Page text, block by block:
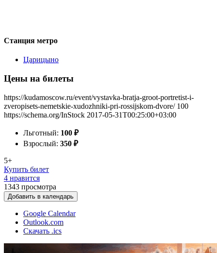
Станция метро
Царицыно
Цены на билеты
https://kudamoscow.ru/event/vystavka-bratja-groot-portretist-i-
zveropisets-nemetskie-xudozhniki-pri-rossijskom-dvore/ 100
https://schema.org/InStock 2017-05-31T00:25:00+03:00
Льготный: 100 ₽
Взрослый: 350 ₽
5+
Купить билет
4 нравится
1343 просмотра
Добавить в календарь
Google Calendar
Outlook.com
Скачать .ics